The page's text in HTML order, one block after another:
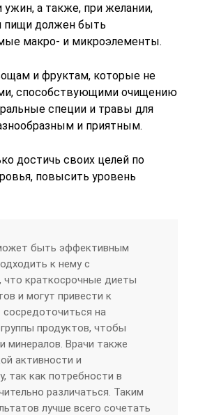
а также, при желании,
пищи должен быть
макро- и микроэлементы.
и фруктам, которые не
способствующими очищению
специи и травы для
и приятным.
достичь своих целей по
повысить уровень
быть эффективным
к нему с
краткосрочные диеты
и могут привести к
на
продуктов, чтобы
минералов. Врачи также
активности и
так как потребности в
различаться. Таким
лучше всего сочетать